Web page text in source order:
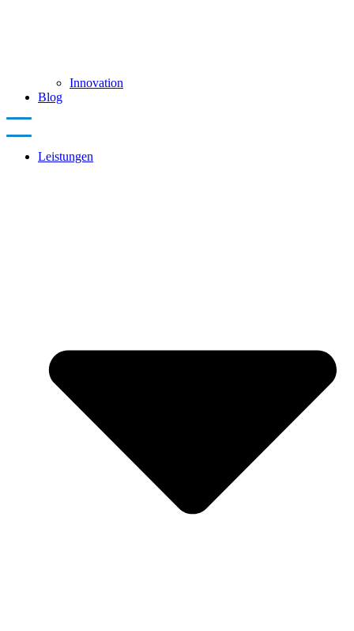
Innovation
Blog
Leistungen